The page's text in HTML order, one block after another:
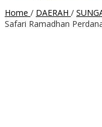
Home / DAERAH /
Safari Ramadhan